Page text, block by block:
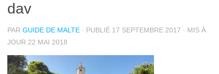
dav
PAR GUIDE DE MALTE · PUBLIÉ 17 SEPTEMBRE 2017 · MIS À
JOUR 22 MAI 2018